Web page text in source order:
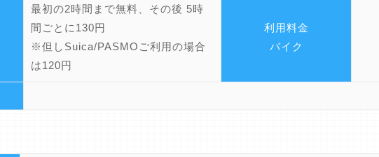
最初の2時間まで無料、その後 5時
間ごとに130円
※但しSuica/PASMOご利用の場合
は120円
利用料金
バイク